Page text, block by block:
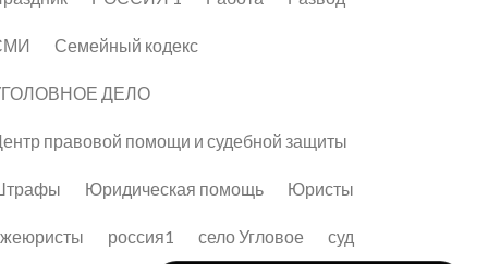
Семейный кодекс
ДЕЛО
правовой помощи и судебной защиты
Юридическая помощь Юристы
россия1 село Угловое суд